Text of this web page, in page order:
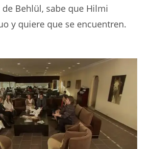
Behlül, sabe que Hilmi
y quiere que se encuentren.